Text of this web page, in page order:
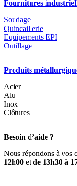
Fournitures
Soudage
Quincaillerie
Equipements EPI
Outillage
Produits
Acier
Alu
Inox
Clôtures
Besoin d’aide ?
Nous répondons à vos
12h00 et de 13h30 à